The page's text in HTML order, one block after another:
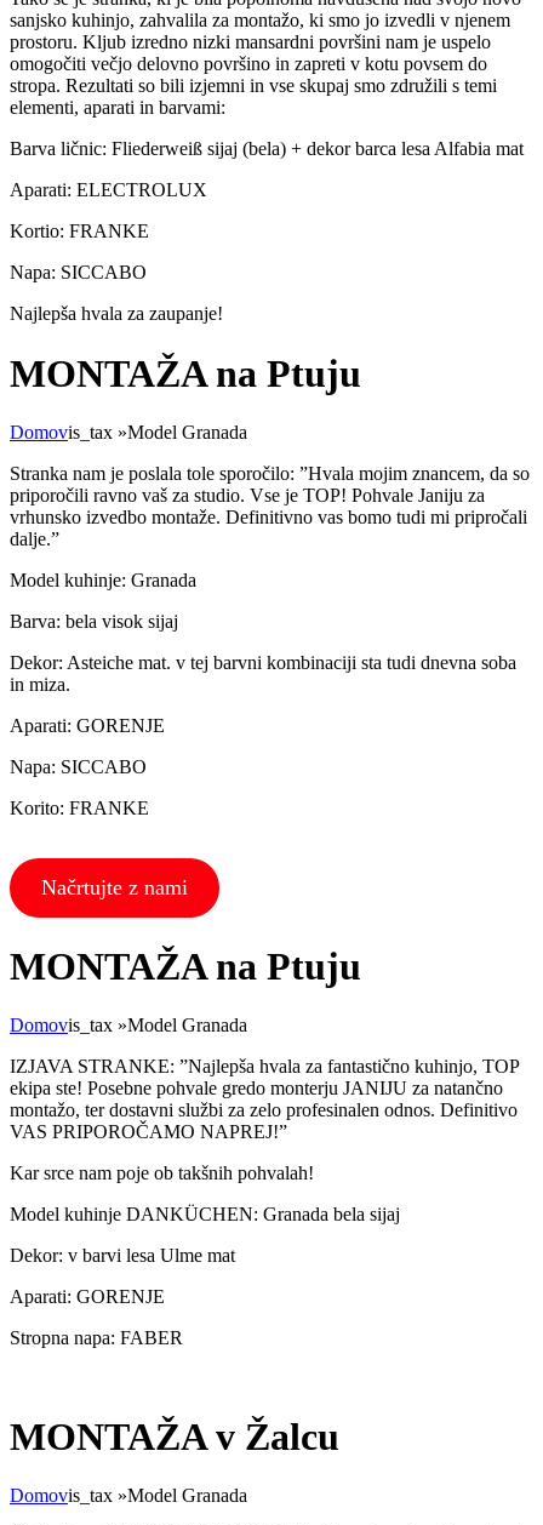
sanjsko kuhinjo, zahvalila za montažo, ki smo jo izvedli v njenem
prostoru. Kljub izredno nizki mansardni površini nam je uspelo
omogočiti večjo delovno površino in zapreti v kotu povsem do
stropa. Rezultati so bili izjemni in vse skupaj smo združili s temi
elementi, aparati in barvami:
Barva ličnic: Fliederweiß sijaj (bela) + dekor barca lesa Alfabia mat
Aparati: ELECTROLUX
Kortio: FRANKE
Napa: SICCABO
Najlepša hvala za zaupanje!
MONTAŽA na Ptuju
Domovis_tax »Model Granada
Stranka nam je poslala tole sporočilo: ”Hvala mojim znancem, da so
priporočili ravno vaš za studio. Vse je TOP! Pohvale Janiju za
vrhunsko izvedbo montaže. Definitivno vas bomo tudi mi pripročali
dalje.”
Model kuhinje: Granada
Barva: bela visok sijaj
Dekor: Asteiche mat. v tej barvni kombinaciji sta tudi dnevna soba
in miza.
Aparati: GORENJE
Napa: SICCABO
Korito: FRANKE
Načrtujte z nami
MONTAŽA na Ptuju
Domovis_tax »Model Granada
IZJAVA STRANKE: ”Najlepša hvala za fantastično kuhinjo, TOP
ekipa ste! Posebne pohvale gredo monterju JANIJU za natančno
montažo, ter dostavni službi za zelo profesinalen odnos. Definitivo
VAS PRIPOROČAMO NAPREJ!”
Kar srce nam poje ob takšnih pohvalah!
Model kuhinje DANKÜCHEN: Granada bela sijaj
Dekor: v barvi lesa Ulme mat
Aparati: GORENJE
Stropna napa: FABER
MONTAŽA v Žalcu
Domovis_tax »Model Granada